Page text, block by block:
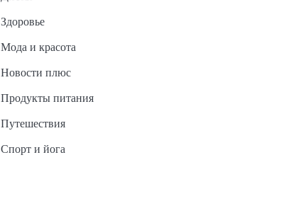
Здоровье
Мода и красота
Новости плюс
Продукты питания
Путешествия
Спорт и йога